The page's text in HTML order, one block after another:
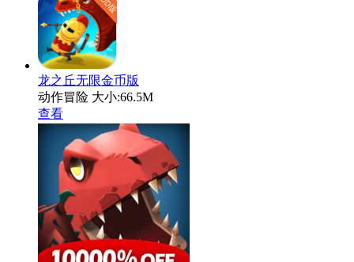
龙之丘无限金币版
动作冒险 大小:66.5M
查看